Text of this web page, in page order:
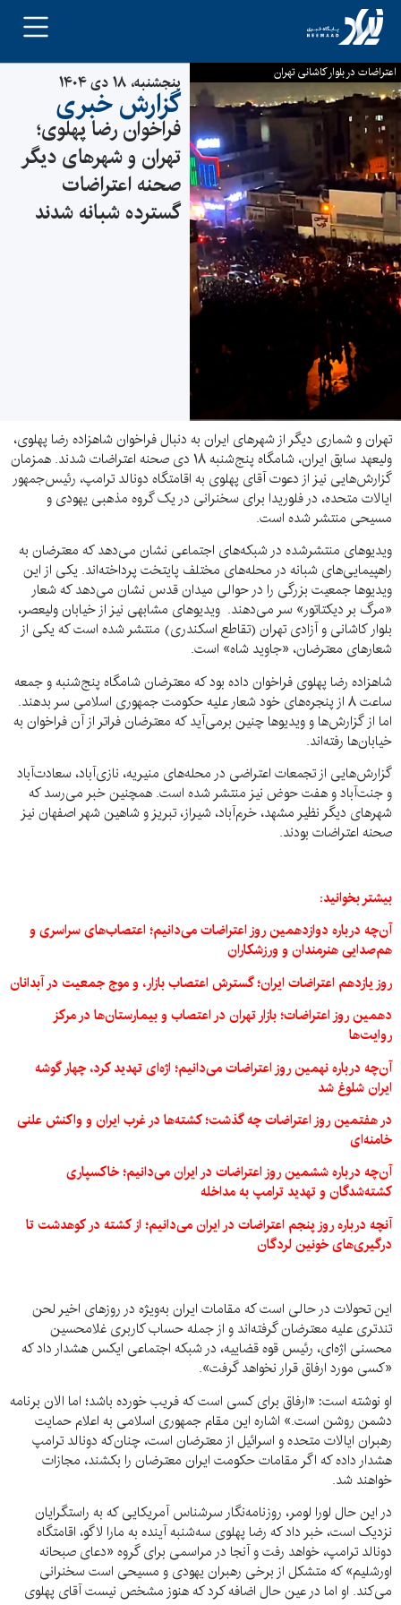
پنجشنبه، ۱۸ دی ۱۴۰۴
گزارش خبری
فراخوان رضا پهلوی؛
تهران و شهرهای دیگر
صحنه اعتراضات
گسترده شبانه شدند
اعتراضات در بلوار کاشانی تهران
تهران و شماری دیگر از شهرهای ایران به دنبال فراخوان شاهزاده رضا پهلوی،
ولیعهد سابق ایران، شامگاه پنج‌شنبه ۱۸ دی صحنه اعتراضات شدند. همزمان
گزارش‌هایی نیز از دعوت آقای پهلوی به اقامتگاه دونالد ترامپ، رئیس‌جمهور
ایالات متحده، در فلوریدا برای سخنرانی در یک گروه مذهبی یهودی و
مسیحی منتشر شده است.
ویدیوهای منتشرشده در شبکه‌های اجتماعی نشان می‌دهد که معترضان به
راهپیمایی‌های شبانه در محله‌های مختلف پایتخت پرداخته‌اند. یکی از این
ویدیوها جمعیت بزرگی را در حوالی میدان قدس نشان می‌دهد که شعار
«مرگ بر دیکتاتور» سر می‌دهند. ویدیوهای مشابهی نیز از خیابان ولیعصر،
بلوار کاشانی و آزادی تهران (تقاطع اسکندری) منتشر شده است که یکی از
شعارهای معترضان، «جاوید شاه» است.
شاهزاده رضا پهلوی فراخوان داده بود که معترضان شامگاه پنج‌شنبه و جمعه
ساعت ۸ از پنجره‌های خود شعار علیه حکومت جمهوری اسلامی سر بدهند.
اما از گزارش‌ها و ویدیوها چنین برمی‌آید که معترضان فراتر از آن فراخوان به
خیابان‌ها رفته‌اند.
گزارش‌هایی از تجمعات اعتراضی در محله‌های منیریه، نازی‌آباد، سعادت‌آباد
و جنت‌آباد و هفت حوض نیز منتشر شده است. همچنین خبر می‌رسد که
شهرهای دیگر نظیر مشهد، خرم‌آباد، شیراز، تبریز و شاهین شهر اصفهان نیز
صحنه اعتراضات بودند.
بیشتر بخوانید:
آن‌چه درباره دوازدهمین روز اعتراضات می‌دانیم؛ اعتصاب‌های سراسری و
هم‌صدایی هنرمندان و ورزشکاران
روز یازدهم اعتراضات ایران؛ گسترش اعتصاب بازار، و موج جمعیت در آبدانان
دهمین روز اعتراضات؛ بازار تهران در اعتصاب و بیمارستان‌ها در مرکز
روایت‌ها
آن‌چه درباره نهمین روز اعتراضات می‌دانیم؛ اژه‌ای تهدید کرد، چهار گوشه
ایران شلوغ شد
در هفتمین روز اعتراضات چه گذشت؛ کشته‌ها در غرب ایران و واکنش علنی
خامنه‌ای
آن‌چه درباره ششمین روز اعتراضات در ایران می‌دانیم؛ خاکسپاری
کشته‌شدگان و تهدید ترامپ به مداخله
آنچه درباره روز پنجم اعتراضات در ایران می‌دانیم؛ از کشته در کوهدشت تا
درگیری‌های خونین لردگان
این تحولات در حالی است که مقامات ایران به‌ویژه در روزهای اخیر لحن
تندتری علیه معترضان گرفته‌اند و از جمله حساب کاربری غلامحسین
محسنی اژه‌ای، رئیس قوه قضاییه، در شبکه اجتماعی ایکس هشدار داد که
«کسی مورد ارفاق قرار نخواهد گرفت».
او نوشته است: «ارفاق برای کسی است که فریب خورده باشد؛ اما الان برنامه
دشمن روشن است.» اشاره این مقام جمهوری اسلامی به اعلام حمایت
رهبران ایالات متحده و اسرائیل از معترضان است، چنان‌که دونالد ترامپ
هشدار داده که اگر مقامات حکومت ایران معترضان را بکشند، مجازات
خواهند شد.
در این حال لورا لومر، روزنامه‌نگار سرشناس آمریکایی که به راستگرایان
نزدیک است، خبر داد که رضا پهلوی سه‌شنبه آینده به مارا لاگو، اقامتگاه
دونالد ترامپ، خواهد رفت و آنجا در مراسمی برای گروه «دعای صبحانه
اورشلیم» که متشکل از برخی رهبران یهودی و مسیحی است سخنرانی
می‌کند. او اما در عین حال اضافه کرد که هنوز مشخص نیست آقای پهلوی